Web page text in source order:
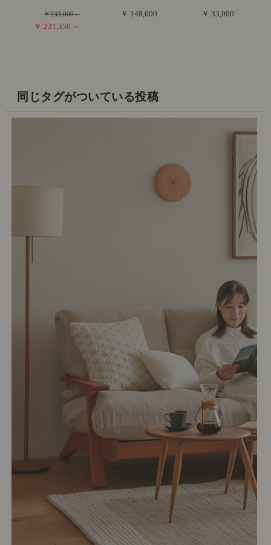
￥233,000～
￥ 221,350 ～
￥ 148,000 ￥ 33,000
同じタグがついている投稿